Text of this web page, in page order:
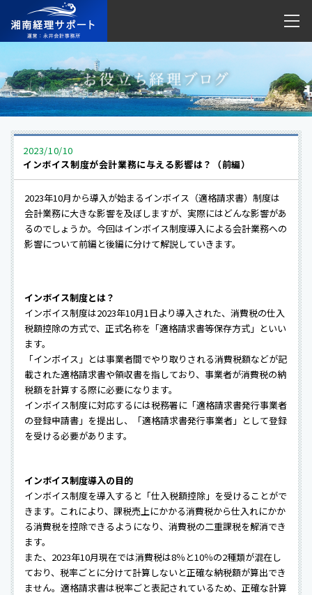
2023/10/10
インボイス制度が会計業務に与える影響は？（前編）
2023年10月から導入が始まるインボイス（適格請求書）制度は
会計業務に大きな影響を及ぼしますが、実際にはどんな影響があ
るのでしょうか。今回はインボイス制度導入による会計業務への
影響について前編と後編に分けて解説していきます。
インボイス制度とは？
インボイス制度は2023年10月1日より導入された、消費税の仕入
税額控除の方式で、正式名称を「適格請求書等保存方式」といい
ます。
「インボイス」とは事業者間でやり取りされる消費税額などが記
載された適格請求書や領収書を指しており、事業者が消費税の納
税額を計算する際に必要になります。
インボイス制度に対応するには税務署に「適格請求書発行事業者
の登録申請書」を提出し、「適格請求書発行事業者」として登録
を受ける必要があります。
インボイス制度導入の目的
インボイス制度を導入すると「仕入税額控除」を受けることがで
きます。これにより、課税売上にかかる消費税から仕入れにかか
る消費税を控除できるようになり、消費税の二重課税を解消でき
ます。
また、2023年10月現在では消費税は8％と10％の2種類が混在し
ており、税率ごとに分けて計算しないと正確な納税額が算出でき
ません。適格請求書は税率ごと表記されているため、正確な計算